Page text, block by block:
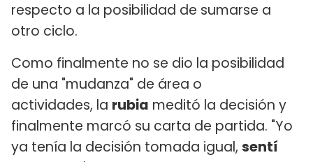
respecto a la posibilidad de sumarse a
otro ciclo.
Como finalmente no se dio la posibilidad
de una "mudanza" de área o
actividades, la rubia meditó la decisión y
finalmente marcó su carta de partida. "Yo
ya tenía la decisión tomada igual, sentí